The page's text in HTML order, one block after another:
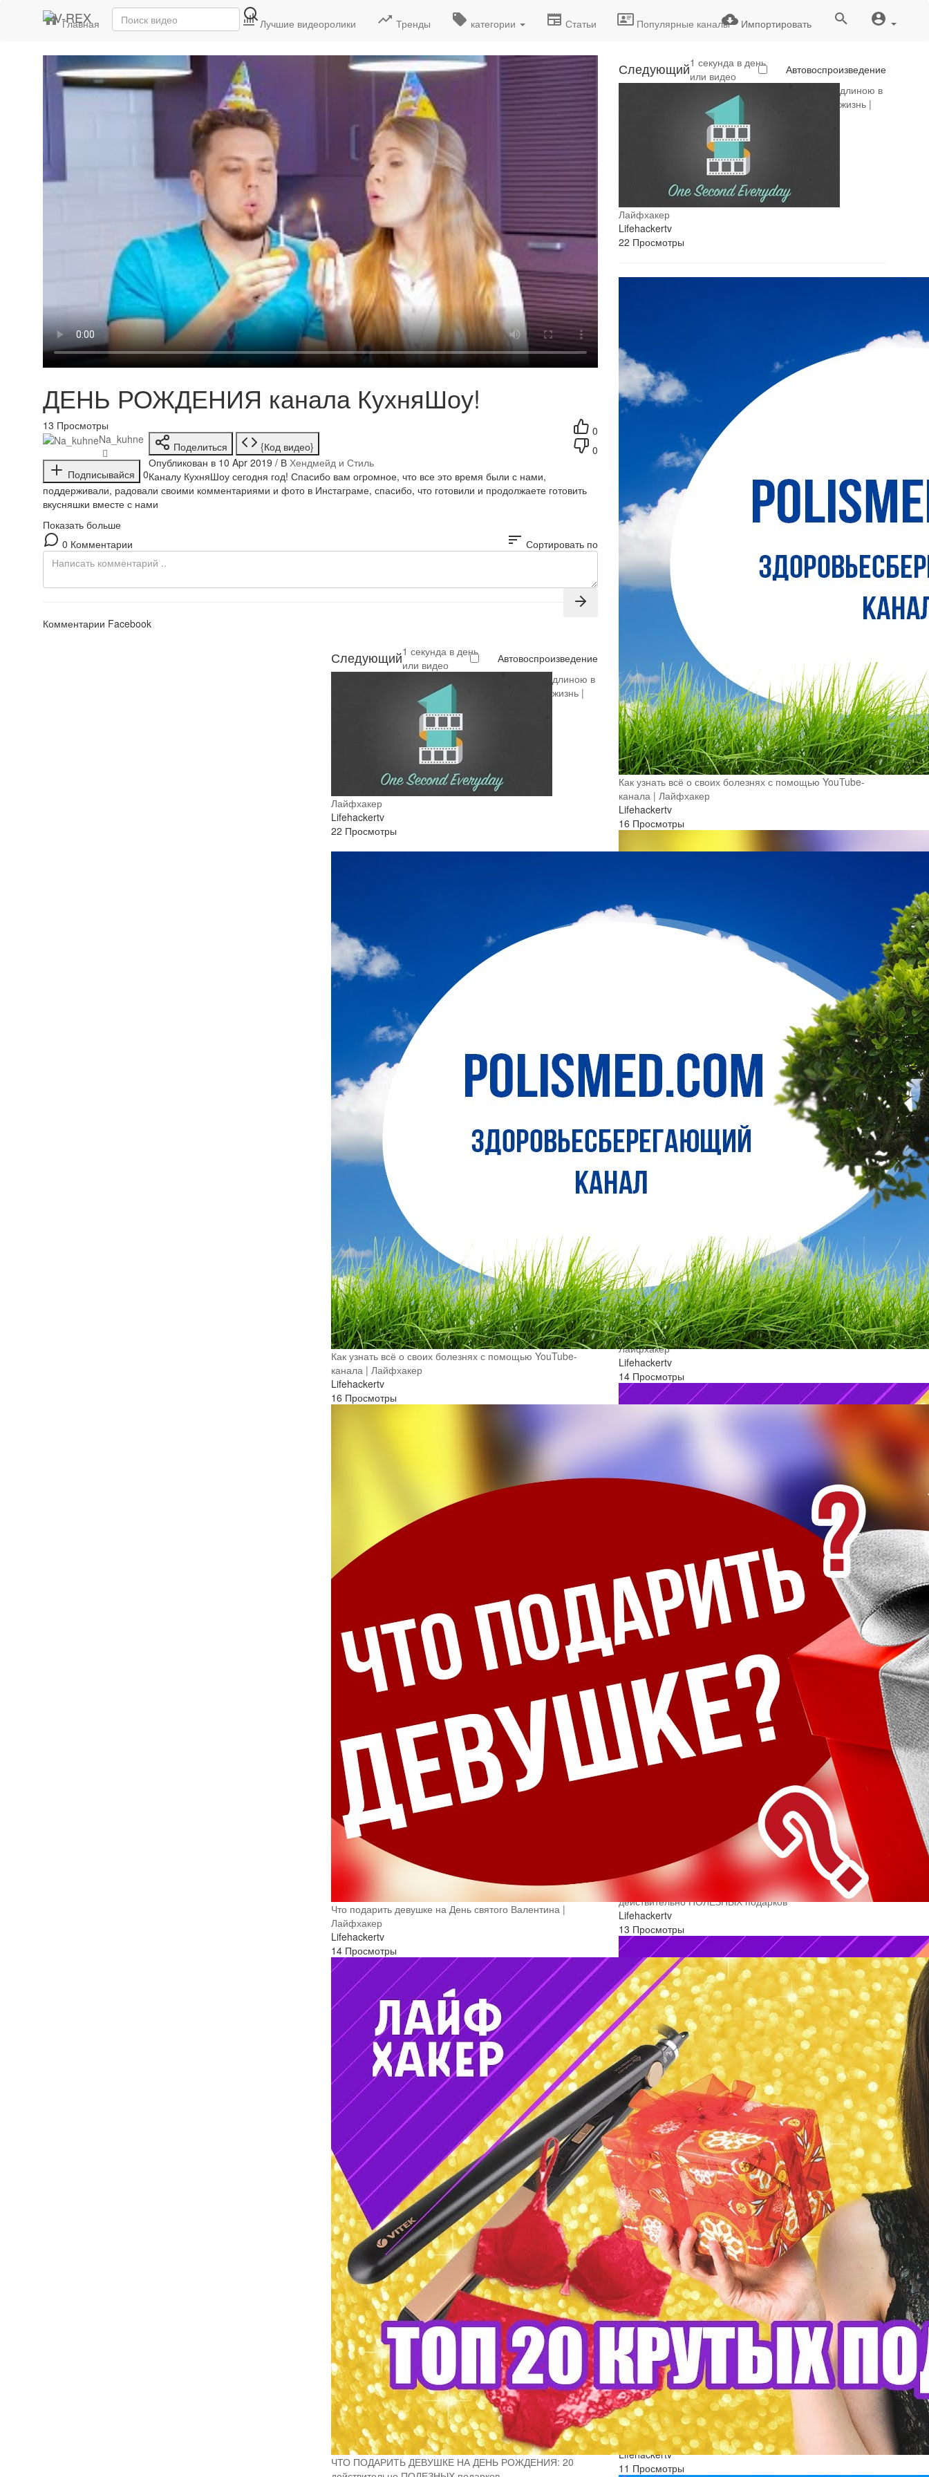
Импортировать
Главная Последние видео Лучшие видеоролики Тренды категории Статьи Популярные каналы
Следующий Автовоспроизведение
1 секунда в день
или видео
длиною в
жизнь |
Лайфхакер
Lifehackertv
22 Просмотры
Как узнать всё о своих болезнях с помощью YouTube-
канала | Лайфхакер
Lifehackertv
16 Просмотры
Что подарить девушке на День святого Валентина |
Лайфхакер
Lifehackertv
14 Просмотры
ЧТО ПОДАРИТЬ ДЕВУШКЕ НА ДЕНЬ РОЖДЕНИЯ: 20
действительно ПОЛЕЗНЫХ подарков
Lifehackertv
13 Просмотры
Что будет, если экономить 200 рублей в день
Lifehackertv
11 Просмотры
ДЕНЬ РОЖДЕНИЯ канала КухняШоу!
0
0
13 Просмотры
Na_kuhne
Подписывайся 0
Поделиться
{Код видео}
Опубликован в 10 Apr 2019 / В Хендмейд и Стиль
Каналу КухняШоу сегодня год! Спасибо вам огромное, что все это время были с нами,
поддерживали, радовали своими комментариями и фото в Инстаграме, спасибо, что готовили и продолжаете готовить
вкусняшки вместе с нами
Показать больше
0 Комментарии
sort Сортировать по
Комментарии Facebook
Следующий Автовоспроизведение
1 секунда в день
или видео
длиною в
жизнь |
Лайфхакер
Lifehackertv
22 Просмотры
Как узнать всё о своих болезнях с помощью YouTube-
канала | Лайфхакер
Lifehackertv
16 Просмотры
Что подарить девушке на День святого Валентина |
Лайфхакер
Lifehackertv
14 Просмотры
ЧТО ПОДАРИТЬ ДЕВУШКЕ НА ДЕНЬ РОЖДЕНИЯ: 20